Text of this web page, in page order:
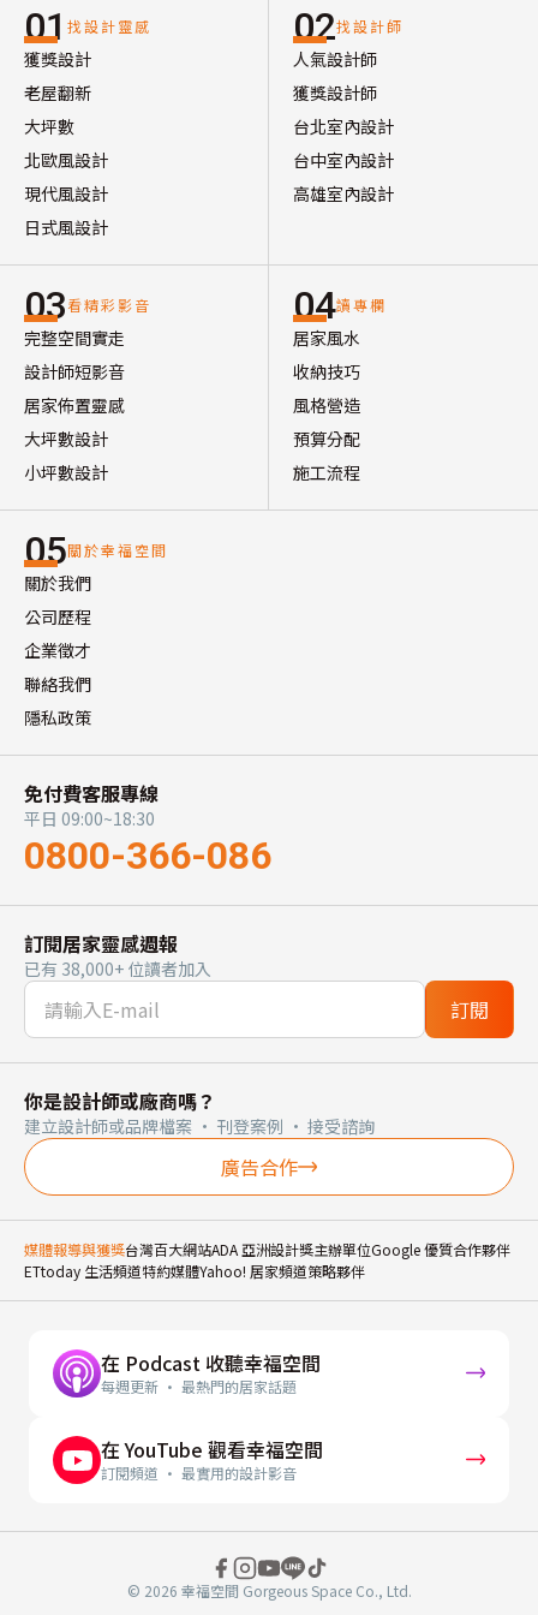
01 找設計靈感
獲獎設計
老屋翻新
大坪數
北歐風設計
現代風設計
日式風設計
02找設計師
人氣設計師
獲獎設計師
台北室內設計
台中室內設計
高雄室內設計
03看精彩影音
完整空間實走
設計師短影音
居家佈置靈感
大坪數設計
小坪數設計
04讀專欄
居家風水
收納技巧
風格營造
預算分配
施工流程
05關於幸福空間
關於我們
公司歷程
企業徵才
聯絡我們
隱私政策
免付費客服專線
平日 09:00~18:30
0800-366-086
訂閱居家靈感週報
已有 38,000+ 位讀者加入
訂閱
你是設計師或廠商嗎？
建立設計師或品牌檔案 · 刊登案例 · 接受諮詢
廣告合作
媒體報導與獲獎台灣百大網站ADA 亞洲設計獎主辦單位Google 優質合作夥伴
ETtoday 生活頻道特約媒體Yahoo! 居家頻道策略夥伴
在 Podcast 收聽幸福空間
每週更新 · 最熱門的居家話題
在 YouTube 觀看幸福空間
訂閱頻道 · 最實用的設計影音
© 2026 幸福空間 Gorgeous Space Co., Ltd.